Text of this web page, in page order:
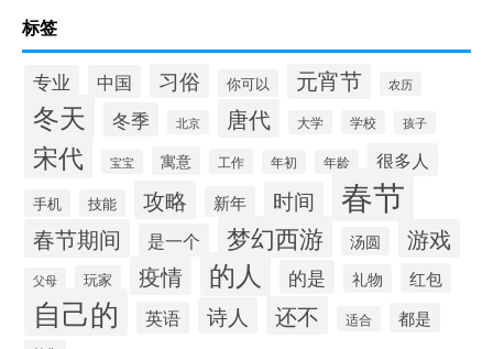
标签
专业 中国 习俗 你可以 元宵节 农历
冬天 冬季 北京 唐代 大学 学校 孩子
宋代 宝宝 寓意 工作 年初 年龄 很多人
手机 技能 攻略 新年 时间 春节
春节期间 是一个 梦幻西游 汤圆 游戏
父母 玩家 疫情 的人 的是 礼物 红包
自己的 英语 诗人 还不 适合 都是